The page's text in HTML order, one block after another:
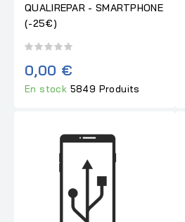
QUALIREPAR - SMARTPHONE
(-25€)
0,00 €
En stock 5849 Produits